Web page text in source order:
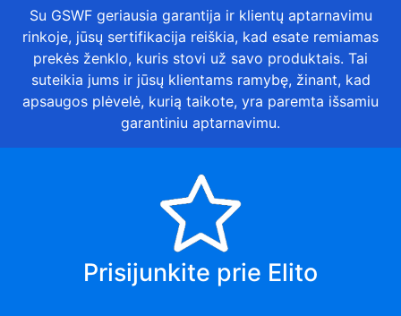
Su GSWF geriausia garantija ir klientų aptarnavimu
rinkoje, jūsų sertifikacija reiškia, kad esate remiamas
prekės ženklo, kuris stovi už savo produktais. Tai
suteikia jums ir jūsų klientams ramybę, žinant, kad
apsaugos plėvelė, kurią taikote, yra paremta išsamiu
garantiniu aptarnavimu.
Prisijunkite prie Elito